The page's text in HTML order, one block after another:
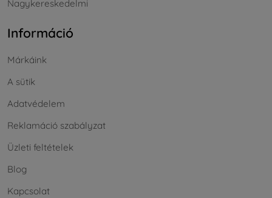
Nagykereskedelmi
Információ
Márkáink
A sütik
Adatvédelem
Reklamáció szabályzat
Üzleti feltételek
Blog
Kapcsolat